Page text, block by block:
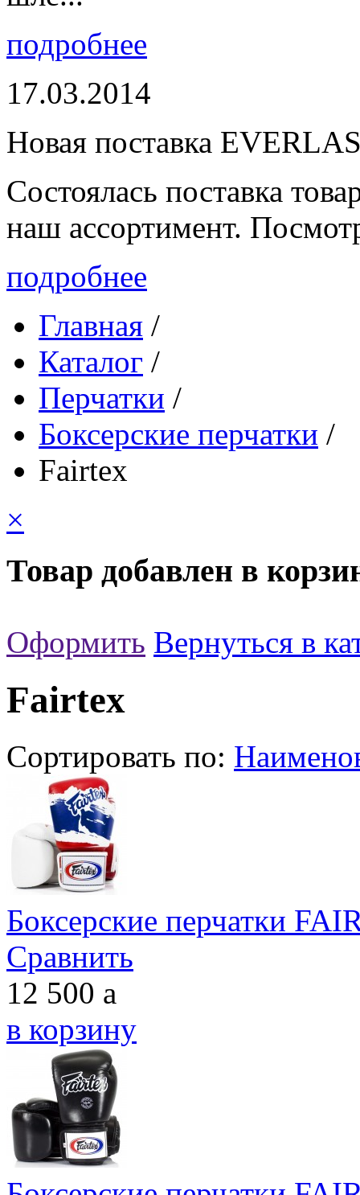
подробнее
17.03.2014
Новая поставка
Состоялась поставка
наш ассортимент.
подробнее
Главная /
Каталог /
Перчатки /
Боксерские перчатки /
Fairtex
×
Товар добавлен в
Оформить Вернуться в
Fairtex
Сортировать по:
Боксерские перчатки
Сравнить
12 500 a
в корзину